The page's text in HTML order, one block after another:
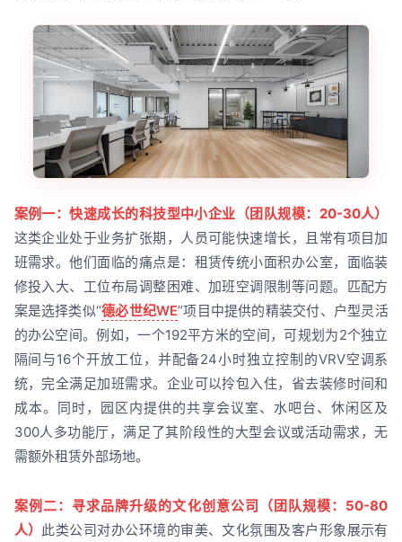
案例一：快速成长的科技型中小企业（团队规模：20-30人）
这类企业处于业务扩张期，人员可能快速增长，且常有项目加
班需求。他们面临的痛点是：租赁传统小面积办公室，面临装
修投入大、工位布局调整困难、加班空调限制等问题。匹配方
案是选择类似“德必世纪WE”项目中提供的精装交付、户型灵活
的办公空间。例如，一个192平方米的空间，可规划为2个独立
隔间与16个开放工位，并配备24小时独立控制的VRV空调系
统，完全满足加班需求。企业可以拎包入住，省去装修时间和
成本。同时，园区内提供的共享会议室、水吧台、休闲区及
300人多功能厅，满足了其阶段性的大型会议或活动需求，无
需额外租赁外部场地。
案例二：寻求品牌升级的文化创意公司（团队规模：50-80
人） 此类公司对办公环境的审美、文化氛围及客户形象展示有